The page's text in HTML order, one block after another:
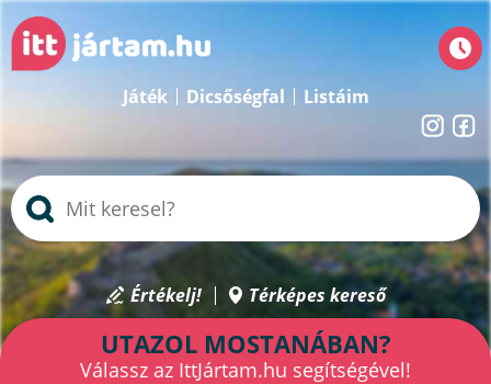
Játék Dicsőségfal Listáim
Értékelj! Térképes kereső
UTAZOL MOSTANÁBAN?
Válassz az IttJártam.hu segítségével!